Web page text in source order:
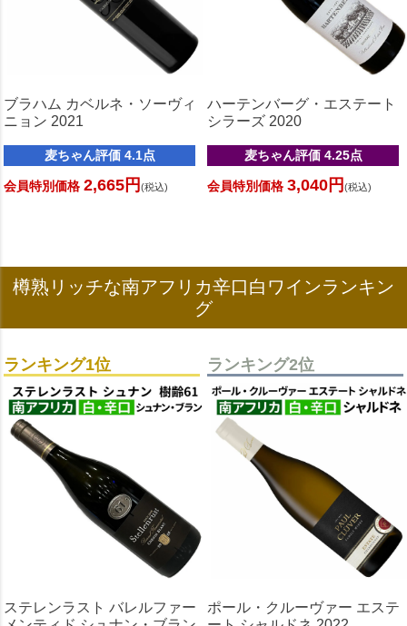
ブラハム カベルネ・ソーヴィ
ニョン 2021
麦ちゃん評価 4.1点
会員特別価格 2,665円 (税込)
ハーテンバーグ・エステート
シラーズ 2020
麦ちゃん評価 4.25点
会員特別価格 3,040円 (税込)
樽熟リッチな南アフリカ辛口白ワインランキン
グ
ランキング1位
ステレンラスト バレルファー
ランキング2位
ポール・クルーヴァー エステ